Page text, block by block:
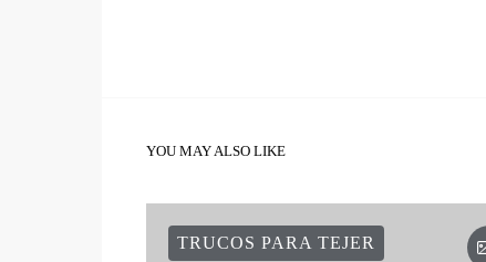
YOU MAY ALSO LIKE
TRUCOS PARA TEJER